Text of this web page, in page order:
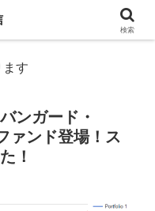
す
ンガード・
ァンド登場！ス
！
検索